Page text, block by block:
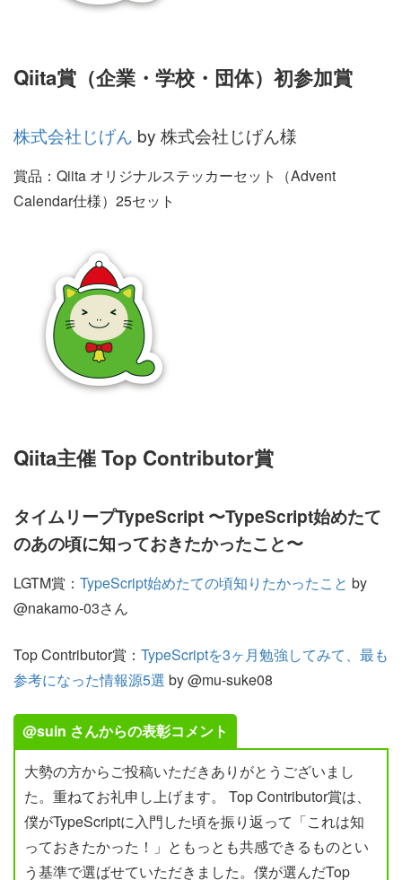
Qiita賞（企業・学校・団体）初参加賞
株式会社じげん by 株式会社じげん様
賞品：Qiita オリジナルステッカーセット（Advent
Calendar仕様）25セット
Qiita主催 Top Contributor賞
タイムリープTypeScript 〜TypeScript始めたて
のあの頃に知っておきたかったこと〜
LGTM賞： TypeScript始めたての頃知りたかったこと by
@nakamo-03さん
Top Contributor賞： TypeScriptを3ヶ月勉強してみて、最も
参考になった情報源5選 by @mu-suke08
@suin さんからの表彰コメント
大勢の方からご投稿いただきありがとうございまし
た。重ねてお礼申し上げます。 Top Contributor賞は、
僕がTypeScriptに入門した頃を振り返って「これは知
っておきたかった！」ともっとも共感できるものとい
う基準で選ばせていただきました。僕が選んだTop